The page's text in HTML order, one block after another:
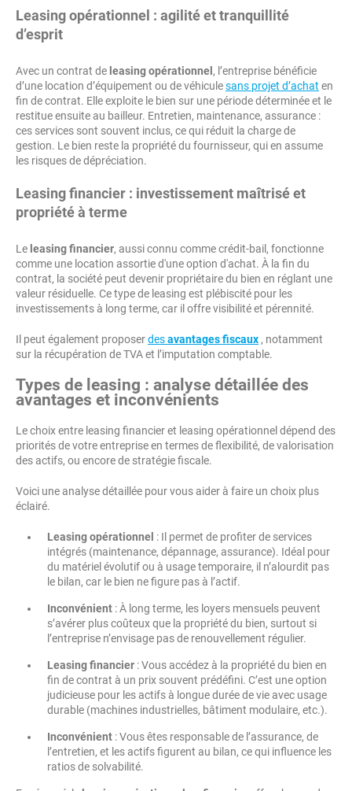
Leasing opérationnel : agilité et tranquillité
d’esprit
Avec un contrat de leasing opérationnel , l’entreprise bénéficie
d’une location d’équipement ou de véhiculesans projet d’achat en
fin de contrat. Elle exploite le bien sur une période déterminée et le
restitue ensuite au bailleur. Entretien, maintenance, assurance :
ces services sont souvent inclus, ce qui réduit la charge de
gestion. Le bien reste la propriété du fournisseur, qui en assume
les risques de dépréciation.
Leasing financier : investissement maîtrisé et
propriété à terme
Le leasing financier, aussi connu comme crédit-bail, fonctionne
comme une location assortie d'une option d'achat. À la fin du
contrat, la société peut devenir propriétaire du bien en réglant une
valeur résiduelle. Ce type de leasing est plébiscité pour les
investissements à long terme, car il offre visibilité et pérennité.
Il peut également proposerdesavantages fiscaux , notamment
sur la récupération de TVA et l’imputation comptable.
Types de leasing : analyse détaillée des
avantages et inconvénients
Le choix entre leasing financier et leasing opérationnel dépend des
priorités de votre entreprise en termes de flexibilité, de valorisation
des actifs, ou encore de stratégie fiscale.
Voici une analyse détaillée pour vous aider à faire un choix plus
éclairé.
Leasing opérationnel : Il permet de profiter de services
intégrés (maintenance, dépannage, assurance). Idéal pour
du matériel évolutif ou à usage temporaire, il n’alourdit pas
le bilan, car le bien ne figure pas à l’actif.
Inconvénient : À long terme, les loyers mensuels peuvent
s’avérer plus coûteux que la propriété du bien, surtout si
l’entreprise n’envisage pas de renouvellement régulier.
Leasing financier : Vous accédez à la propriété du bien en
fin de contrat à un prix souvent prédéfini. C’est une option
judicieuse pour les actifs à longue durée de vie avec usage
durable (machines industrielles, bâtiment modulaire, etc.).
Inconvénient : Vous êtes responsable de l’assurance, de
l’entretien, et les actifs figurent au bilan, ce qui influence les
ratios de solvabilité.